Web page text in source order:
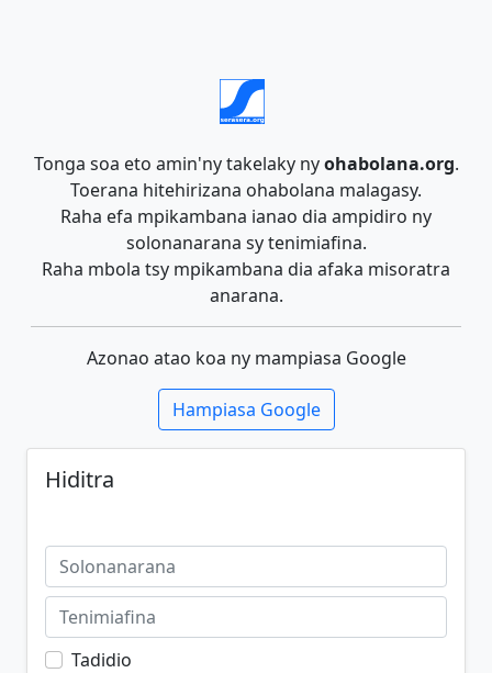
Tonga soa eto amin'ny takelaky nyohabolana.org.
Toerana hitehirizana ohabolana malagasy.
Raha efa mpikambana ianao dia ampidiro ny
solonanarana sy tenimiafina.
Raha mbola tsy mpikambana dia afaka misoratra
anarana.
Azonao atao koa ny mampiasa Google
Hampiasa Google
Hiditra
Tadidio